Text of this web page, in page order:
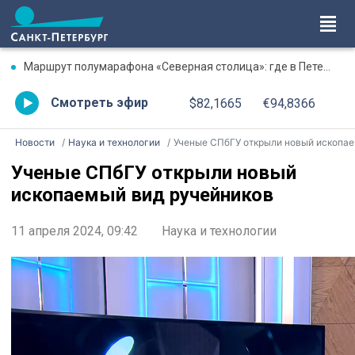
Маршрут полумарафона «Северная столица»: где в Петербурге будут перекрыты дороги 9 августа
Смотреть эфир $82,1665 €94,8366
Новости Наука и технологии Ученые СПбГУ открыли новый ископаемый вид ручейников
Ученые СПбГУ открыли новый
ископаемый вид ручейников
11 апреля 2024, 09:42 Наука и технологии